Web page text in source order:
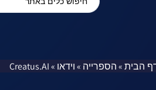
הבית»הספרייה »וידאו »
Creatus.AI